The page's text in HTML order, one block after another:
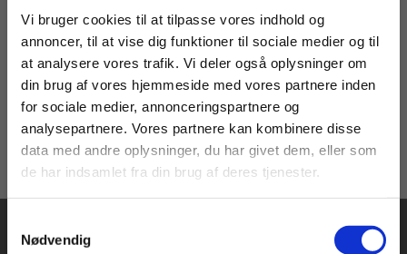
Vi bruger cookies til at tilpasse vores indhold og
annoncer, til at vise dig funktioner til sociale medier og til
at analysere vores trafik. Vi deler også oplysninger om
din brug af vores hjemmeside med vores partnere inden
for sociale medier, annonceringspartnere og
analysepartnere. Vores partnere kan kombinere disse
data med andre oplysninger, du har givet dem, eller som
de har indsamlet fra din brug af deres tjenester.
Nødvendig
279,00 KR.
Fortsæt som:
For privatkunder og
studerende. Du får
vist priser inkl.
For institutioner og
virksomheder. Du
får vist priser ekskl.